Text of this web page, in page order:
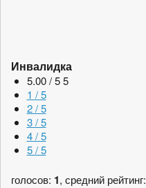
Инвалидка
5.00 / 5 5
1 / 5
2 / 5
3 / 5
4 / 5
5 / 5
голосов: 1, средний рейтинг: